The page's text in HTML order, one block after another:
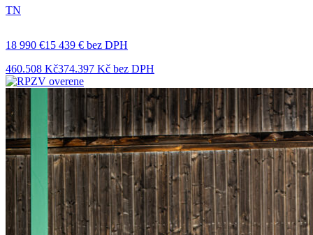
TN
18 990 €15 439 € bez DPH
460.508 Kč374.397 Kč bez DPH